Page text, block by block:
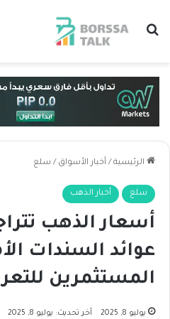
بحث عن
الرئيسية / أخبار الأسواق / سلع
سلع أخبار الذهب
أسعار الذهب
عوائد السندات
المستثمرين
يوليو 8, 2025 آخر تحديث: يوليو 8, 2025